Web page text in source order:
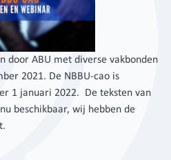
door ABU met diverse vakbonden
2021. De NBBU-cao is
1 januari 2022. De teksten van
beschikbaar, wij hebben de